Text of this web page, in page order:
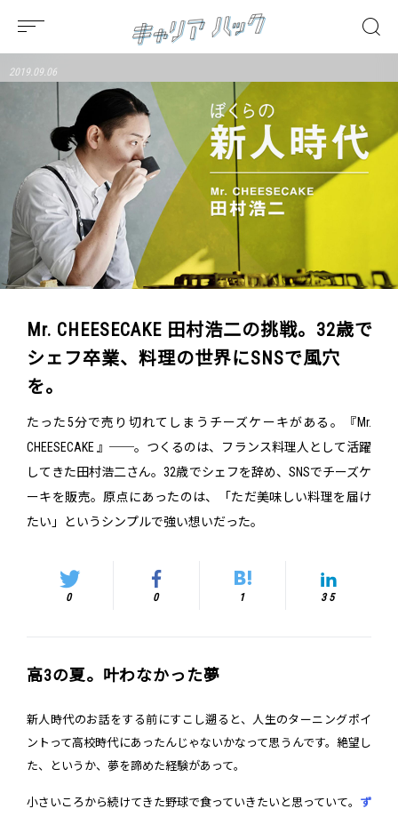
2019.09.06
Mr. CHEESECAKE 田村浩二の挑戦。32歳で
シェフ卒業、料理の世界にSNSで風穴
を。
たった5分で売り切れてしまうチーズケーキがある。『Mr.
CHEESECAKE 』──。つくるのは、フランス料理人として活躍
してきた田村浩二さん。32歳でシェフを辞め、SNSでチーズケ
ーキを販売。原点にあったのは、「ただ美味しい料理を届け
たい」というシンプルで強い想いだった。
0 0 1 35
高3の夏。叶わなかった夢
新人時代のお話をする前にすこし遡ると、人生のターニングポイ
ントって高校時代にあったんじゃないかなって思うんです。絶望し
た、というか、夢を諦めた経験があって。
小さいころから続けてきた野球で食っていきたいと思っていて。 ず